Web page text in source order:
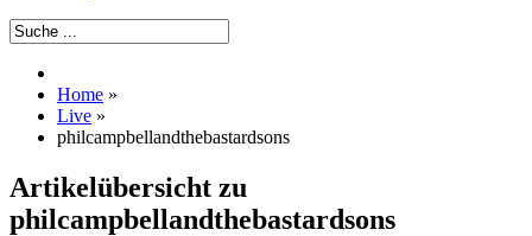
Home »
Live »
philcampbellandthebastardsons
Artikelübersicht zu
philcampbellandthebastardsons